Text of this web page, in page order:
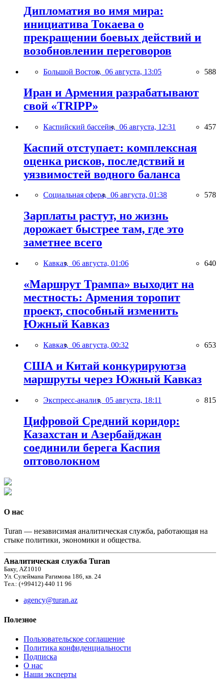
Дипломатия во имя мира:
инициатива Токаева о
прекращении боевых действий и
возобновлении переговоров
Большой Восток, 06 августа, 13:05 588
Иран и Армения разрабатывают
свой «TRIPP»
Каспийский бассейн, 06 августа, 12:31 457
Каспий отступает: комплексная
оценка рисков, последствий и
уязвимостей водного баланса
Социальная сфера, 06 августа, 01:38 578
Зарплаты растут, но жизнь
дорожает быстрее там, где это
заметнее всего
Кавказ, 06 августа, 01:06 640
«Маршрут Трампа» выходит на
местность: Армения торопит
проект, способный изменить
Южный Кавказ
Кавказ, 06 августа, 00:32 653
США и Китай конкурируютза
маршруты через Южный Кавказ
Экспресс-анализ, 05 августа, 18:11 815
Цифровой Средний коридор:
Казахстан и Азербайджан
соединили берега Каспия
оптоволокном
О нас
Turan — независимая аналитическая служба, работающая на
стыке политики, экономики и общества.
Аналитическая служба Turan
Баку, AZ1010
Ул. Сулеймана Рагимова 186, кв. 24
Тел.: (+99412) 440 11 96
agency@turan.az
Полезное
Пользовательское соглашение
Политика конфиденциальности
Подписка
О нас
Наши эксперты